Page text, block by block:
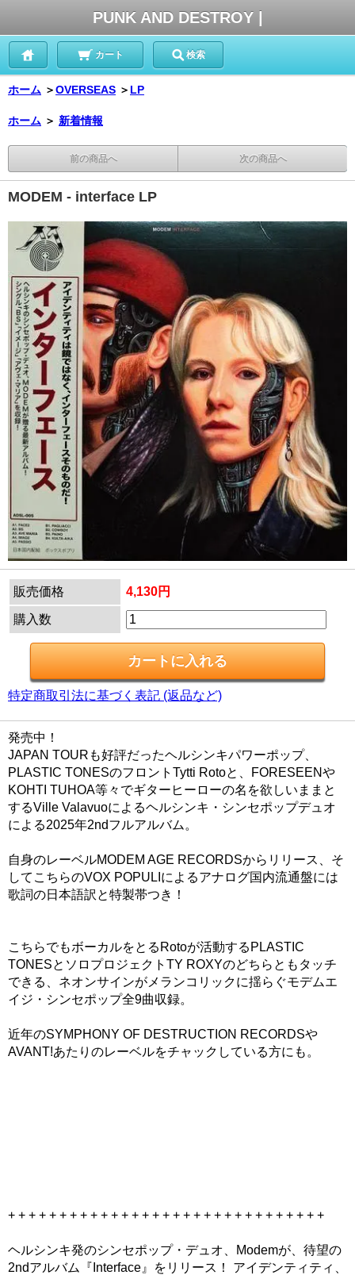
PUNK AND DESTROY |
カート 検索
ホーム ＞OVERSEAS ＞ LP
ホーム ＞ 新着情報
前の商品へ 次の商品へ
MODEM - interface LP
販売価格 4,130円
購入数
特定商取引法に基づく表記 (返品など)
発売中！
JAPAN TOURも好評だったヘルシンキパワーポップ、
PLASTIC TONESのフロントTytti Rotoと、FORESEENや
KOHTI TUHOA等々でギターヒーローの名を欲しいままと
するVille Valavuoによるヘルシンキ・シンセポップデュオ
による2025年2ndフルアルバム。
自身のレーベルMODEM AGE RECORDSからリリース、そ
してこちらのVOX POPULIによるアナログ国内流通盤には
歌詞の日本語訳と特製帯つき！
こちらでもボーカルをとるRotoが活動するPLASTIC
TONESとソロプロジェクトTY ROXYのどちらともタッチ
できる、ネオンサインがメランコリックに揺らぐモデムエ
イジ・シンセポップ全9曲収録。
近年のSYMPHONY OF DESTRUCTION RECORDSや
AVANT!あたりのレーベルをチャックしている方にも。
+ + + + + + + + + + + + + + + + + + + + + + + + + + + + + + +
ヘルシンキ発のシンセポップ・デュオ、Modemが、待望の
2ndアルバム『Interface』をリリース！ アイデンティティ、